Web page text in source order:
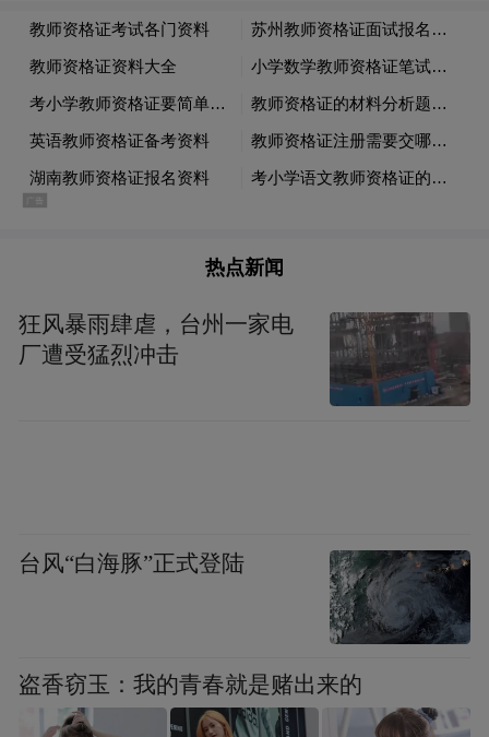
解等各类事项，一年来累计推动办理养老认
证、低保申请等便民服务事项350余件，切实
打通服务群众“最后一公里”。村委会紧扣村
党总支部署，村两委成员定岗定责，带头开
展村庄清洁行动，定期上门探望孤寡老人、
集体经济反哺民生，激活发展“一池水”。泥
热点新闻
狂风暴雨肆虐，台州一家电
厂遭受猛烈冲击
台风“白海豚”正式登陆
盗香窃玉：我的青春就是赌出来的